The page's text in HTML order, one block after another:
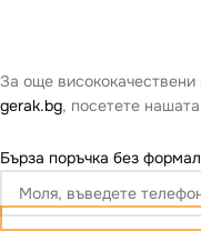
За още висококачествени
gerak.bg, посетете
Бърза поръчка без